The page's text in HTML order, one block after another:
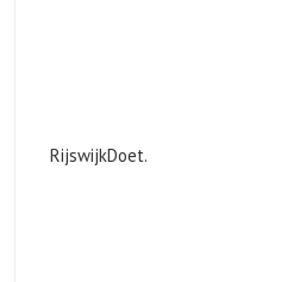
RijswijkDoet.